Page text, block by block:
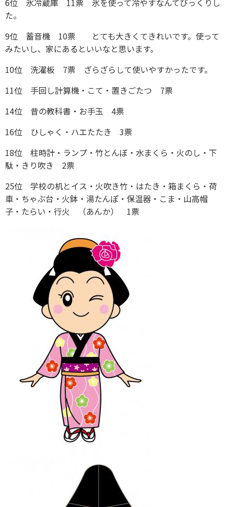
6位 氷冷蔵庫 11票 氷を使って冷やすなんてびっくりし
た。
9位 蓄音機 10票 とても大きくてきれいです。使って
みたいし、家にあるといいなと思います。
10位 洗濯板 7票 ざらざらして使いやすかったです。
11位 手回し計算機・こて・置きごたつ 7票
14位 昔の教科書・お手玉 4票
16位 ひしゃく・ハエたたき 3票
18位 柱時計・ランプ・竹とんぼ・水まくら・火のし・下
駄・きり吹き 2票
25位 学校の机とイス・火吹き竹・はたき・箱まくら・荷
車・ちゃぶ台・火鉢・湯たんぽ・保温器・こま・山高帽
子・たらい・行火 （あんか） 1票